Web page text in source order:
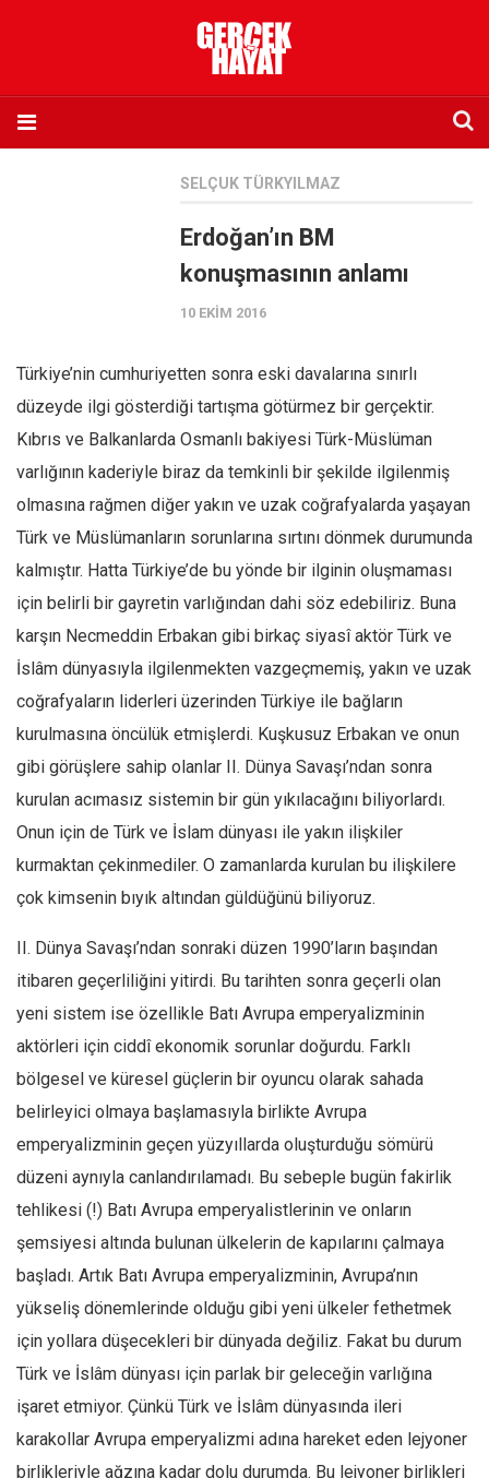
Abone olmak istiyorum
Sosyal Medya
Twitter
Facebook
Instagram
YouTube
Editörden
Yazarlar
Kemal Özer
Mahmut Toptaş
Yvonne Ridley
Barış Tarımcıoğlu
Ömer Kayani
Yusuf Armağan
Hasanali Yıldırım
Leyla Şerif Emin
Selçuk Türkyılmaz
Mehmet Ali Tekin
Abir E. Nahas
Amina S. Jenenkovic
Bağdagül Öz
Esra Elönü
» Yazar arşivi
Bu Sayı
Tüm Sayılar
Kategoriler
Kültür Sanat
Kitap
Karisi kitap sualleri
SELÇUK TÜRKYILMAZ
Erdoğan’ın BM
konuşmasının anlamı
10 EKIM 2016
Türkiye’nin cumhuriyetten sonra eski davalarına sınırlı
düzeyde ilgi gösterdiği tartışma götürmez bir gerçektir.
Kıbrıs ve Balkanlarda Osmanlı bakiyesi Türk-Müslüman
varlığının kaderiyle biraz da temkinli bir şekilde ilgilenmiş
olmasına rağmen diğer yakın ve uzak coğrafyalarda yaşayan
Türk ve Müslümanların sorunlarına sırtını dönmek durumunda
kalmıştır. Hatta Türkiye’de bu yönde bir ilginin oluşmaması
için belirli bir gayretin varlığından dahi söz edebiliriz. Buna
karşın Necmeddin Erbakan gibi birkaç siyasî aktör Türk ve
İslâm dünyasıyla ilgilenmekten vazgeçmemiş, yakın ve uzak
coğrafyaların liderleri üzerinden Türkiye ile bağların
kurulmasına öncülük etmişlerdi. Kuşkusuz Erbakan ve onun
gibi görüşlere sahip olanlar II. Dünya Savaşı’ndan sonra
kurulan acımasız sistemin bir gün yıkılacağını biliyorlardı.
Onun için de Türk ve İslam dünyası ile yakın ilişkiler
kurmaktan çekinmediler. O zamanlarda kurulan bu ilişkilere
çok kimsenin bıyık altından güldüğünü biliyoruz.
II. Dünya Savaşı’ndan sonraki düzen 1990’ların başından
itibaren geçerliliğini yitirdi. Bu tarihten sonra geçerli olan
yeni sistem ise özellikle Batı Avrupa emperyalizminin
aktörleri için ciddî ekonomik sorunlar doğurdu. Farklı
bölgesel ve küresel güçlerin bir oyuncu olarak sahada
belirleyici olmaya başlamasıyla birlikte Avrupa
emperyalizminin geçen yüzyıllarda oluşturduğu sömürü
düzeni aynıyla canlandırılamadı. Bu sebeple bugün fakirlik
tehlikesi (!) Batı Avrupa emperyalistlerinin ve onların
şemsiyesi altında bulunan ülkelerin de kapılarını çalmaya
başladı. Artık Batı Avrupa emperyalizminin, Avrupa’nın
yükseliş dönemlerinde olduğu gibi yeni ülkeler fethetmek
için yollara düşecekleri bir dünyada değiliz. Fakat bu durum
Türk ve İslâm dünyası için parlak bir geleceğin varlığına
işaret etmiyor. Çünkü Türk ve İslâm dünyasında ileri
karakollar Avrupa emperyalizmi adına hareket eden lejyoner
birlikleriyle ağzına kadar dolu durumda. Bu lejyoner birlikleri